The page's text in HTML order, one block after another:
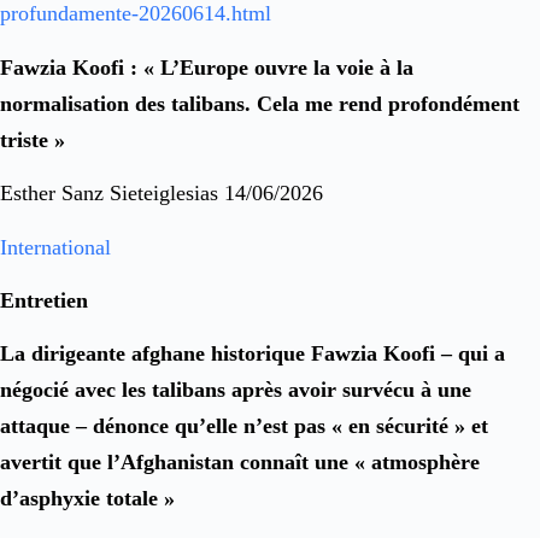
profundamente-20260614.html
Fawzia Koofi : « L’Europe ouvre la voie à la
normalisation des talibans. Cela me rend profondément
triste »
Esther Sanz Sieteiglesias 14/06/2026
International
Entretien
La dirigeante afghane historique Fawzia Koofi – qui a
négocié avec les talibans après avoir survécu à une
attaque – dénonce qu’elle n’est pas « en sécurité » et
avertit que l’Afghanistan connaît une « atmosphère
d’asphyxie totale »